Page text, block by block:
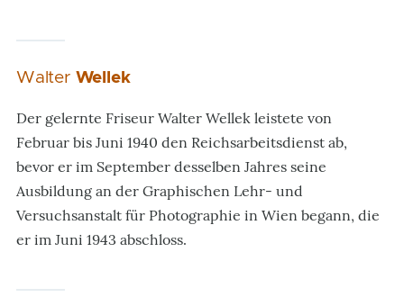
Walter Wellek
Der gelernte Friseur Walter Wellek leistete von
Februar bis Juni 1940 den Reichsarbeitsdienst ab,
bevor er im September desselben Jahres seine
Ausbildung an der Graphischen Lehr- und
Versuchsanstalt für Photographie in Wien begann, die
er im Juni 1943 abschloss.